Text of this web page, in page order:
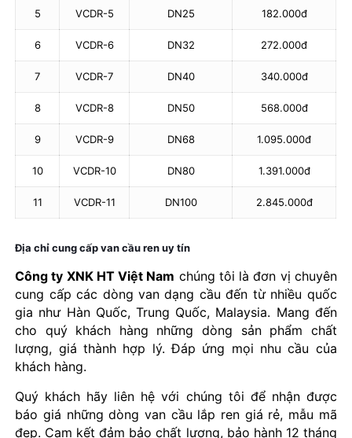
5 VCDR-5 DN25 182.000đ
6 VCDR-6 DN32 272.000đ
7 VCDR-7 DN40 340.000đ
8 VCDR-8 DN50 568.000đ
9 VCDR-9 DN68 1.095.000đ
10 VCDR-10 DN80 1.391.000đ
11 VCDR-11 DN100 2.845.000đ
Địa chỉ cung cấp van cầu ren uy tín
Công ty XNK HT Việt Nam chúng tôi là đơn vị chuyên
cung cấp các dòng van dạng cầu đến từ nhiều quốc
gia như Hàn Quốc, Trung Quốc, Malaysia. Mang đến
cho quý khách hàng những dòng sản phẩm chất
lượng, giá thành hợp lý. Đáp ứng mọi nhu cầu của
khách hàng.
Quý khách hãy liên hệ với chúng tôi để nhận được
báo giá những dòng van cầu lắp ren giá rẻ, mẫu mã
đẹp. Cam kết đảm bảo chất lượng, bảo hành 12 tháng